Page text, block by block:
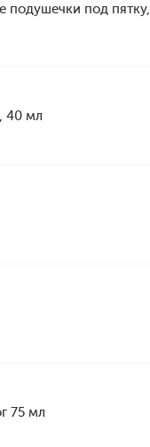
подушечки под пятку,
40 мл
75 мл